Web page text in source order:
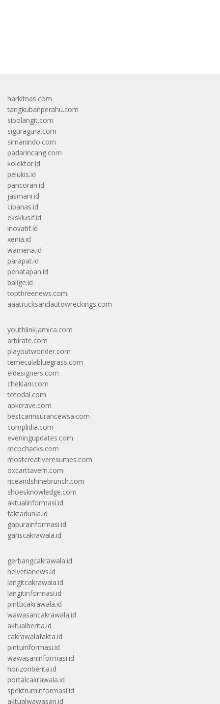
harkitnas.com
tangkubanperahu.com
sibolangit.com
siguragura.com
simanindo.com
padarincang.com
kolektor.id
pelukis.id
pancoran.id
jasmani.id
cipanas.id
eksklusif.id
inovatif.id
xenia.id
wamena.id
parapat.id
penatapan.id
balige.id
topthreenews.com
aaatrucksandautowreckings.com
youthlinkjamica.com
arbirate.com
playoutworlder.com
temeculabluegrass.com
eldesigners.com
cheklani.com
totodal.com
apkcrave.com
bestcarinsurancewsa.com
complidia.com
eveningupdates.com
mcochacks.com
mostcreativeresumes.com
oxcarttavern.com
riceandshinebrunch.com
shoesknowledge.com
aktualinformasi.id
faktadunia.id
gapurainformasi.id
gariscakrawala.id
gerbangcakrawala.id
helvetianews.id
langitcakrawala.id
langitinformasi.id
pintucakrawala.id
wawasancakrawala.id
aktualberita.id
cakrawalafakta.id
pintuinformasi.id
wawasaninformasi.id
horizonberita.id
portalcakrawala.id
spektruminformasi.id
aktualwawasan.id